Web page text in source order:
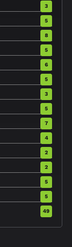
3
5
8
5
6
5
3
5
7
4
2
2
5
5
49